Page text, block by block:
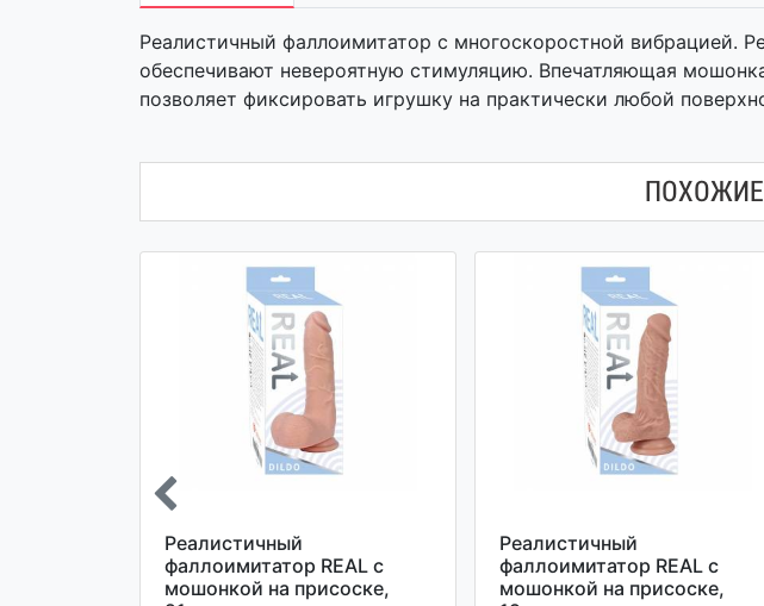
Реалистичный фаллоимитатор с многоскоростной вибрацией.
обеспечивают невероятную стимуляцию. Впечатляющая
позволяет фиксировать игрушку на практически любой
Реалистичный
фаллоимитатор REAL с
мошонкой на присоске,
Реалистичный
фаллоимитатор REAL с
мошонкой на присоске,